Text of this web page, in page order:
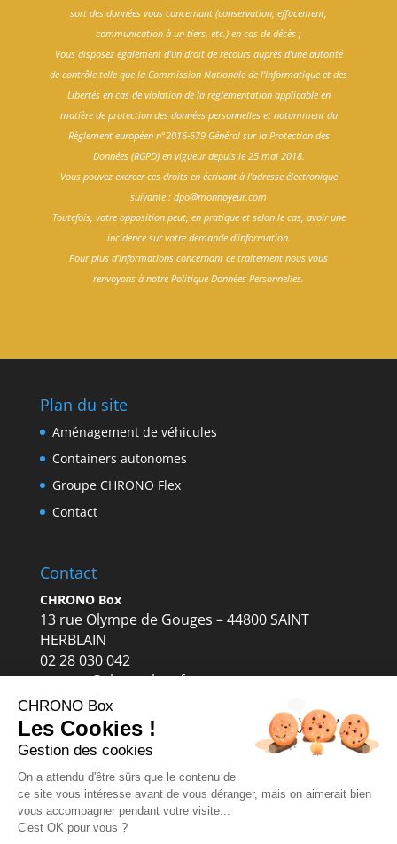
sort des données vous concernant (conservation, effacement,
communication à un tiers, etc.) en cas de décès ;
Vous disposez également d'un droit de recours auprès d'une autorité
de contrôle telle que la Commission Nationale de l'Informatique et des
Libertés en cas de violation de la réglementation applicable en
matière de protection des données personnelles et notamment du
Règlement européen n°2016-679 Général sur la Protection des
Données (RGPD) en vigueur depuis le 25 mai 2018.
Vous pouvez exercer ces droits en écrivant à l'adresse électronique
suivante : dpo@monnoyeur.com
Toutefois, votre opposition peut, en pratique et selon le cas, avoir une
incidence sur votre demande d’information.
Pour plus d’informations concernant ce traitement nous vous
renvoyons à notre Politique Données Personnelles.
Plan du site
Aménagement de véhicules
Containers autonomes
Groupe CHRONO Flex
Contact
Contact
CHRONO Box
13 rue Olympe de Gouges – 44800 SAINT
HERBLAIN
02 28 030 042
contact@chronobox.fr
CHRONO Box
Les Cookies !
Gestion des cookies
On a attendu d'être sûrs que le contenu de
ce site vous intéresse avant de vous déranger, mais on aimerait bien
vous accompagner pendant votre visite...
C'est OK pour vous ?